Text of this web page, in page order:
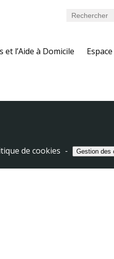
et l’Aide à Domicile
de cookies Gestion des